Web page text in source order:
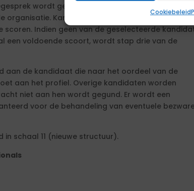
Cookiebeleid
wordt gevoerd met minimaal twee
organisatie. Kandidaten dienen op iedere
scoren. Indien geen van de geselecteerde
een voldoende scoort, wordt stap drie van de
aan de kandidaat die naar het oordeel van de
aan het profiel. Overige kandidaten worden
niet aan hen wordt gegund. Er wordt een
voor de behandeling van eventuele
in schaal 11 (nieuwe structuur).